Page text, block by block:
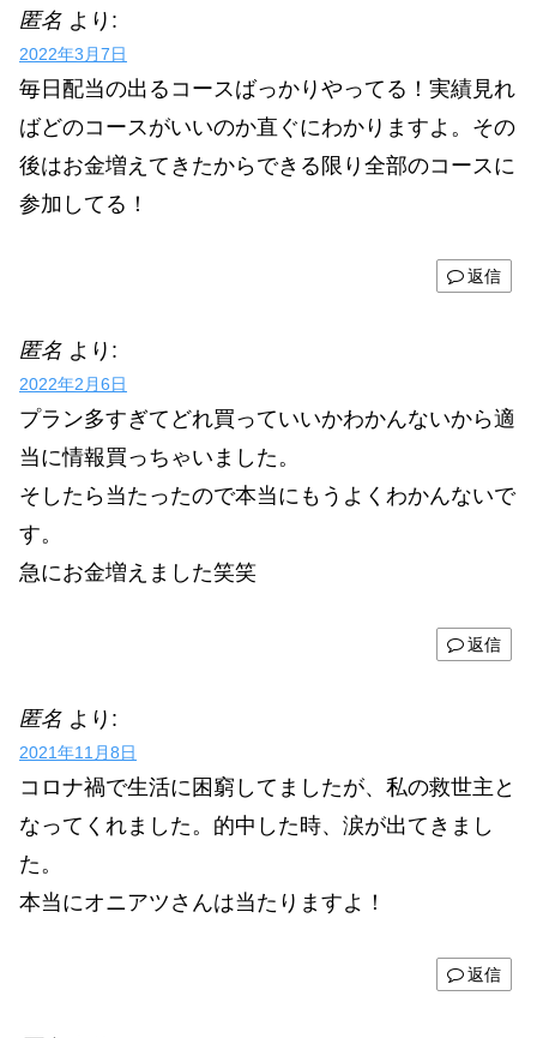
匿名 より:
2022年3月7日
毎日配当の出るコースばっかりやってる！実績見れ
ばどのコースがいいのか直ぐにわかりますよ。その
後はお金増えてきたからできる限り全部のコースに
参加してる！
返信
匿名 より:
2022年2月6日
プラン多すぎてどれ買っていいかわかんないから適
当に情報買っちゃいました。
そしたら当たったので本当にもうよくわかんないで
す。
急にお金増えました笑笑
返信
匿名 より:
2021年11月8日
コロナ禍で生活に困窮してましたが、私の救世主と
なってくれました。的中した時、涙が出てきまし
た。
本当にオニアツさんは当たりますよ！
返信